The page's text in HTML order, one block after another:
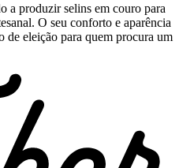
a produzir selins em couro para
O seu conforto e aparência
de eleição para quem procura um